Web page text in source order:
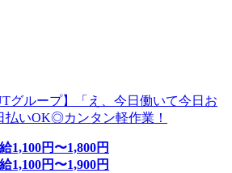
グループ】「え、今日働いて今日お
払いOK◎カンタン軽作業！
1,100円〜1,800円
1,100円〜1,900円